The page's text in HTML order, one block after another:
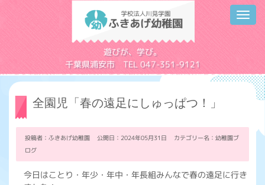
遊びが、学び。
千葉県浦安市 TEL 047-351-9121
全園児「春の遠足にしゅっぱつ！」
投稿者：ふきあげ幼稚園 公開日：2024年05月31日 カテゴリー名： 幼稚園ブ
ログ
今日はことり・年少・年中・年長組みんなで春の遠足に行き